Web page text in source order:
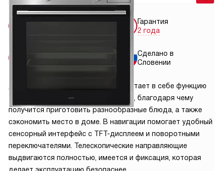
Бесплатная
Бесплатная
установка
Гарантия
2 года
Сделано в
Словении
Духовой шкаф Asko OCS8687S сочетает в себе функцию
традиционной духовки и пароварки, благодаря чему
получится приготовить разнообразные блюда, а также
сэкономить место в доме. В навигации помогает удобный
сенсорный интерфейс с TFT-дисплеем и поворотными
переключателями. Телескопические направляющие
выдвигаются полностью, имеется и фиксация, которая